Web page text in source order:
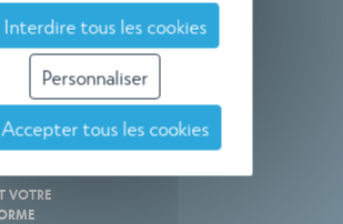
VOTRE
tous les cookies
Personnaliser
tous les cookies